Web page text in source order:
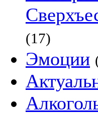
(17)
Эмоции